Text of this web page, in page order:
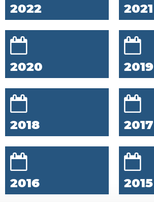
2022 2021
2020 2019
2018 2017
2016 2015